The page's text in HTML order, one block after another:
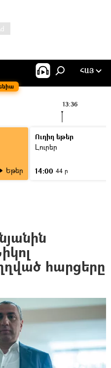
ՀԱՅ
13:36
Եթեր
Ուղիղ եթեր
Լուրեր
14:00 44 ր
հարցերը